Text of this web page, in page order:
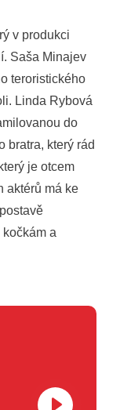
v produkci
Saša Minajev
teroristického
Linda Rybová
do
bratra, který rád
je otcem
aktérů má ke
a